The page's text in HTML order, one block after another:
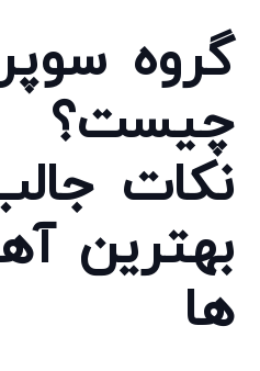
گروه
چیست؟
نکات
بهترین
ها